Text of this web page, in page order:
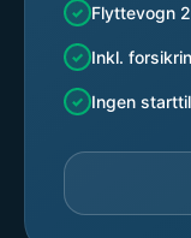
Flyttevogn
Inkl.
Ingen